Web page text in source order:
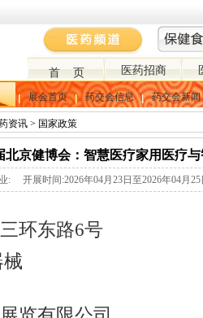
首 页 医药招商
展会首页 药交会信息 药交会新闻
资讯 > 国家政策
北京健博会：智慧医疗家用医疗
:开展时间:2026年04月23日 至2026年04月25
环东路6号